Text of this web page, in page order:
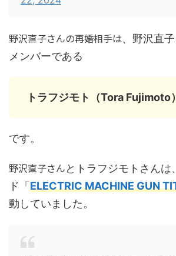
野沢直子さんの再婚相手は、野沢直
メンバーである
トラフジモト（Tora Fujimoto）
です。
野沢直子さんとトラフジモトさんは
ド「 ELECTRIC MACHINE GUN
動していました。